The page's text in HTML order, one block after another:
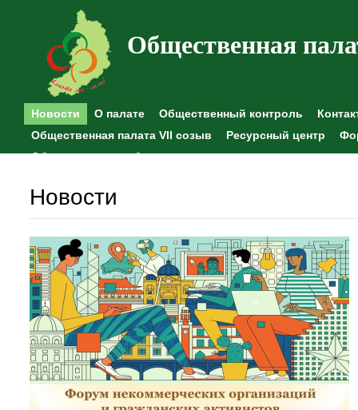
Общественная
Новости О палате Общественный контроль
Общественная палата VII созыв
Ресурсный центр
Общественные наблюдения
Новости